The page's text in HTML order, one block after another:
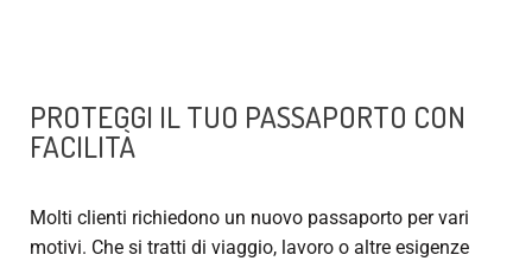
PROTEGGI IL TUO PASSAPORTO CON
FACILITÀ
Molti clienti richiedono un nuovo passaporto per vari
motivi. Che si tratti di viaggio, lavoro o altre esigenze